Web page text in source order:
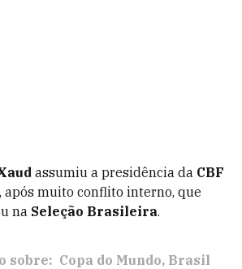
assumiu a presidência da CBF
após muito conflito interno, que
na Seleção Brasileira.
sobre: Copa do Mundo Brasil